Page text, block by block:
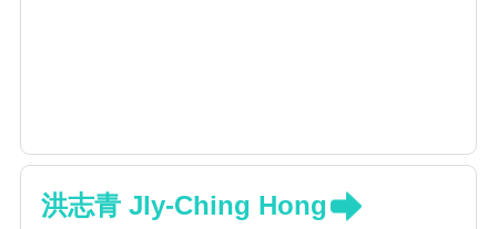
洪志青 Jly-Ching Hong